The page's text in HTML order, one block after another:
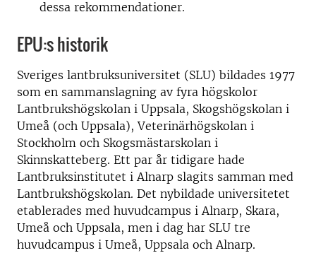
dessa rekommendationer.
EPU:s historik
Sveriges lantbruksuniversitet (SLU) bildades 1977
som en sammanslagning av fyra högskolor
Lantbrukshögskolan i Uppsala, Skogshögskolan i
Umeå (och Uppsala), Veterinärhögskolan i
Stockholm och Skogsmästarskolan i
Skinnskatteberg. Ett par år tidigare hade
Lantbruksinstitutet i Alnarp slagits samman med
Lantbrukshögskolan. Det nybildade universitetet
etablerades med huvudcampus i Alnarp, Skara,
Umeå och Uppsala, men i dag har SLU tre
huvudcampus i Umeå, Uppsala och Alnarp.